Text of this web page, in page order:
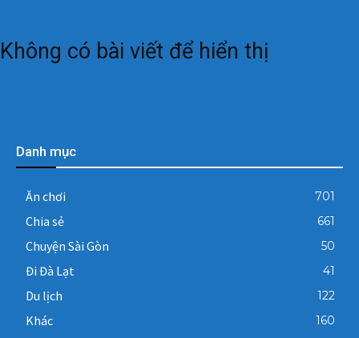
Không có bài viết để hiển thị
Danh mục
Ăn chơi 701
Chia sẻ 661
Chuyện Sài Gòn 50
Đi Đà Lạt 41
Du lịch 122
Khác 160